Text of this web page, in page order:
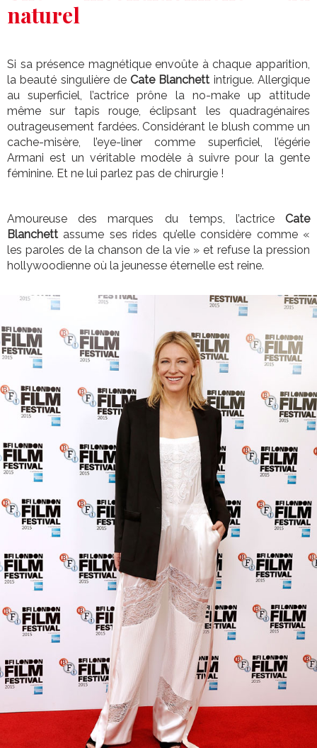
naturel
Si sa présence magnétique envoûte à chaque apparition,
la beauté singulière deCate Blanchett intrigue. Allergique
au superficiel, l’actrice prône la no-make up attitude
même sur tapis rouge, éclipsant les quadragénaires
outrageusement fardées. Considérant le blush comme un
cache-misère, l’eye-liner comme superficiel, l’égérie
Armani est un véritable modèle à suivre pour la gente
féminine. Et ne lui parlez pas de chirurgie !
Amoureuse des marques du temps, l’actrice Cate
Blanchett assume ses rides qu’elle considère comme «
les paroles de la chanson de la vie » et refuse la pression
hollywoodienne où la jeunesse éternelle est reine.